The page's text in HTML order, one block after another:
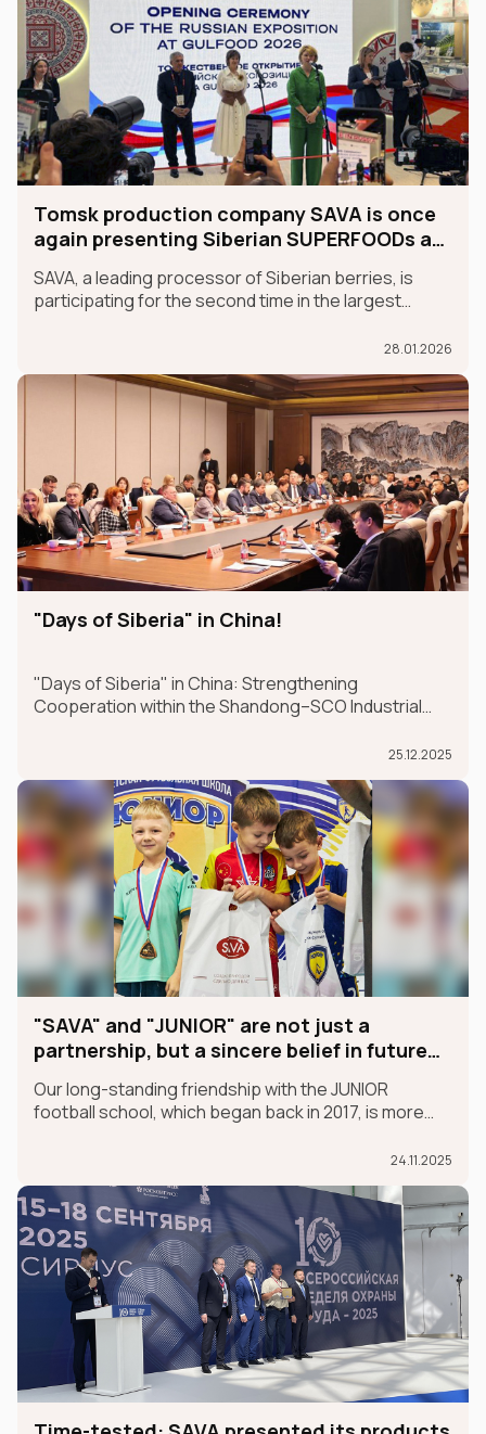
Tomsk production company SAVA is once
again presenting Siberian SUPERFOODs at
SAVA, a leading processor of Siberian berries, is
participating for the second time in the largest
the MADE IN RUSSIA exhibit, which is taking place in
Dubai from January 26-30.
28.01.2026
"Days of Siberia" in China!
"Days of Siberia" in China: Strengthening
Cooperation within the Shandong–SCO Industrial
25.12.2025
"SAVA" and "JUNIOR" are not just a
partnership, but a sincere belief in future
Our long-standing friendship with the JUNIOR
football school, which began back in 2017, is more
24.11.2025